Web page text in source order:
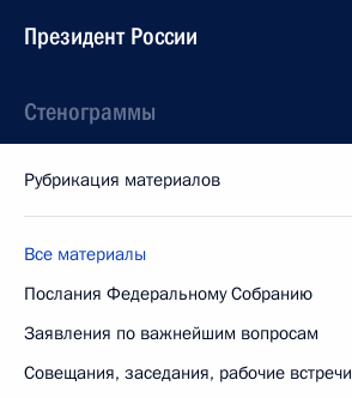
Президент России
Стенограммы
Рубрикация материалов
Все материалы
Послания Федеральному Собранию
Заявления по важнейшим вопросам
Совещания, заседания, рабочие встречи